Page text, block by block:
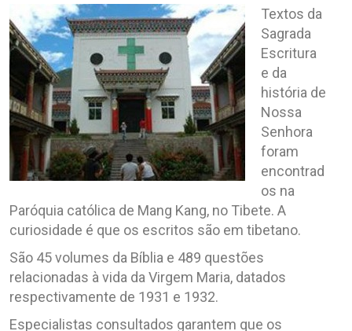
Textos da
Sagrada
Escritura
e da
história de
Nossa
Senhora
foram
encontrad
os na
Paróquia católica de Mang Kang, no Tibete. A
curiosidade é que os escritos são em tibetano.
São 45 volumes da Bíblia e 489 questões
relacionadas à vida da Virgem Maria, datados
respectivamente de 1931 e 1932.
Especialistas consultados garantem que os